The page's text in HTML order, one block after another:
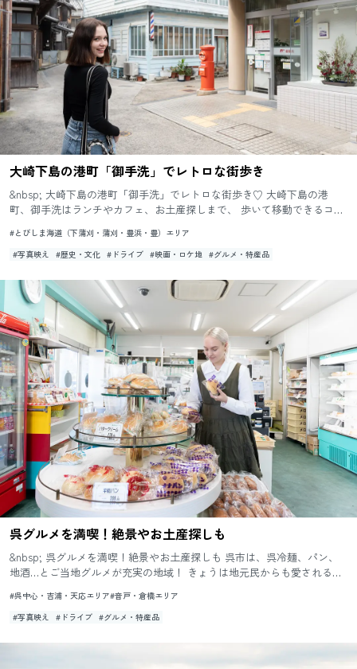
大崎下島の港町「御手洗」でレトロな街歩き
&nbsp; 大崎下島の港町「御手洗」でレトロな街歩き♡ 大崎下島の港
町、御手洗はランチやカフェ、お土産探しまで、 歩いて移動できるコン
#とびしま海道（下蒲刈・蒲刈・豊浜・豊）エリア
#写真映え
#歴史・文化 #ドライブ #映画・ロケ地 #グルメ・特産品
呉グルメを満喫！絶景やお土産探しも
&nbsp; 呉グルメを満喫！絶景やお土産探しも 呉市は、呉冷麺、パン、
地酒…とご当地グルメが充実の地域！ きょうは地元民からも愛される、
#呉中心・吉浦・天応エリア#音戸・倉橋エリア
#写真映え #ドライブ #グルメ・特産品